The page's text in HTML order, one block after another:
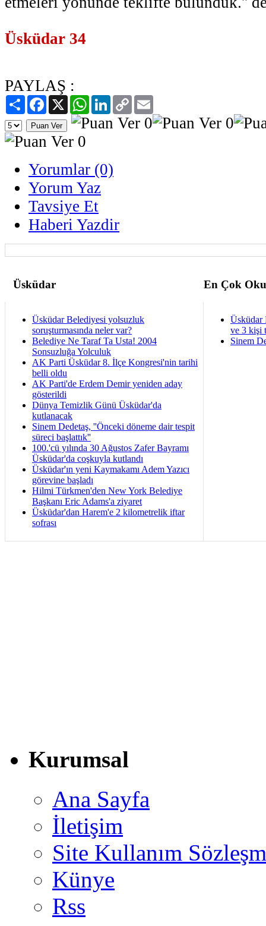
Üsküdar 34
PAYLAŞ :
PaylaşFacebook
X WhatsAppLinkedIn
Copy
Link
Yorumlar (0)
Yorum Yaz
Tavsiye Et
Haberi Yazdir
Üsküdar En Çok
Üsküdar Belediyesi yolsuzluk
soruşturmasında neler var?
Belediye Ne Taraf Ta Usta! 2004
Sonsuzluğa Yolculuk
AK Parti Üsküdar 8. İlçe Kongresi'nin tarihi
belli oldu
AK Parti'de Erdem Demir yeniden aday
gösterildi
Dünya Temizlik Günü Üsküdar'da
kutlanacak
Sinem Dedetaş, ''Önceki döneme dair tespit
süreci başlattık''
100.'cü yılında 30 Ağustos Zafer Bayramı
Üsküdar'da coşkuyla kutlandı
Üsküdar'ın yeni Kaymakamı Adem Yazıcı
görevine başladı
Hilmi Türkmen'den New York Belediye
Başkanı Eric Adams'a ziyaret
Üsküdar'dan Harem'e 2 kilometrelik iftar
sofrası
Üsküdar
ve 3 kişi
Sinem
Kurumsal
Ana Sayfa
İletişim
Site Kullanım
Künye
Rss